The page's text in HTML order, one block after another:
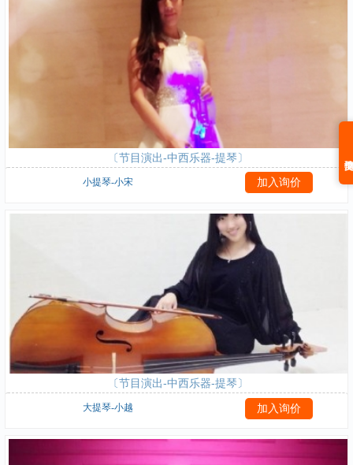
〔节目演出-中西乐器-提琴〕
小提琴-小宋
〔节目演出-中西乐器-提琴〕
大提琴-小越